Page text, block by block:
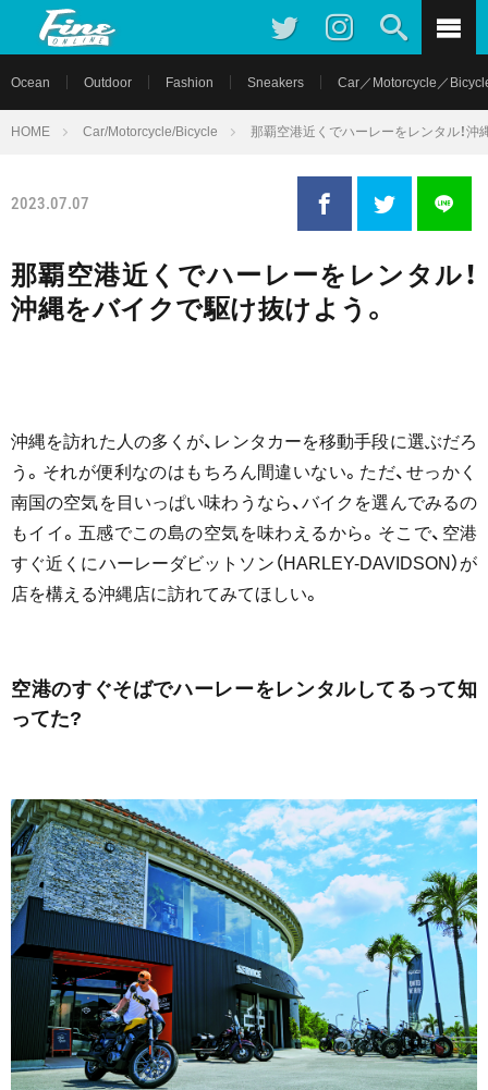
Ocean Outdoor Fashion Sneakers Car／Motorcycle／
HOME Car/Motorcycle/Bicycle 那覇空港近くでハーレーをレンタル！沖
2023.07.07
那覇空港近くでハーレーをレンタル！
沖縄をバイクで駆け抜けよう。
沖縄を訪れた人の多くが、レンタカーを移動手段に選ぶだろ
う。それが便利なのはもちろん間違いない。ただ、せっかく
南国の空気を目いっぱい味わうなら、バイクを選んでみるの
もイイ。五感でこの島の空気を味わえるから。そこで、空港
すぐ近くにハーレーダビットソン（HARLEY-DAVIDSON）が
店を構える沖縄店に訪れてみてほしい。
空港のすぐそばでハーレーをレンタルしてるって知
ってた?